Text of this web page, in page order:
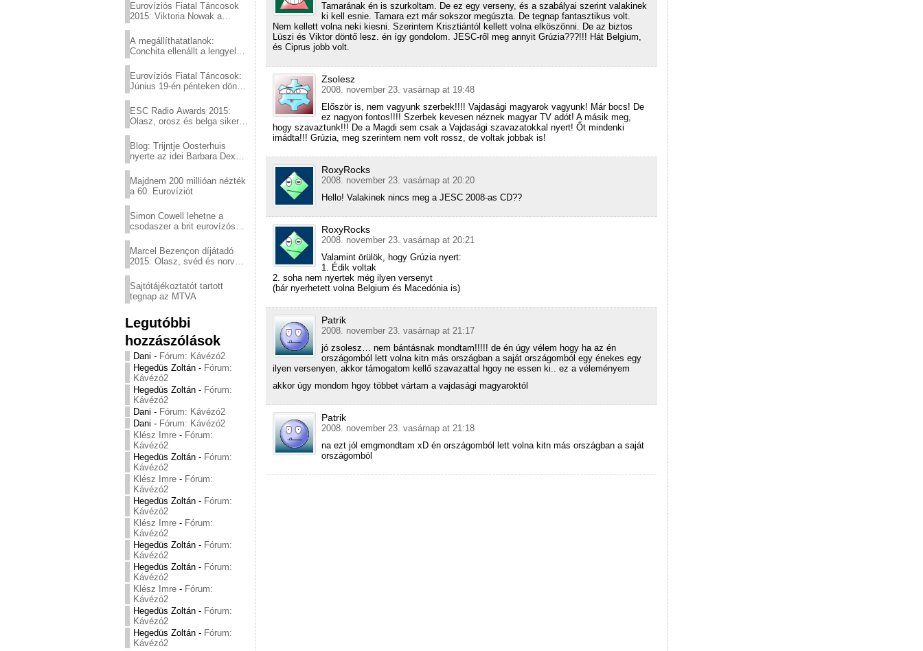
Eurovíziós Fiatal Táncosok
2015: Viktoria Nowak a
A megállíthatatlanok:
Conchita ellenállt a lengyel
Eurovíziós Fiatal Táncosok:
Június 19-én pénteken döntő
ESC Radio Awards 2015:
Olasz, orosz és belga siker,
Blog: Trijntje Oosterhuis
nyerte az idei Barbara Dex
Majdnem 200 millióan nézték
a 60. Eurovíziót
Simon Cowell lehetne a
csodaszer a brit eurovízós
Marcel Bezençon díjátadó
2015: Olasz, svéd és norvég
Sajtótájékoztatót tartott
tegnap az MTVA
Legutóbbi
hozzászólások
Dani - Fórum: Kávézó2
Hegedüs Zoltán - Fórum:
Kávézó2
Hegedüs Zoltán - Fórum:
Kávézó2
Dani - Fórum: Kávézó2
Dani - Fórum: Kávézó2
Klész Imre - Fórum:
Kávézó2
Hegedüs Zoltán - Fórum:
Kávézó2
Klész Imre - Fórum:
Kávézó2
Hegedüs Zoltán - Fórum:
Kávézó2
Klész Imre - Fórum:
Kávézó2
Hegedüs Zoltán - Fórum:
Kávézó2
Hegedüs Zoltán - Fórum:
Kávézó2
Klész Imre - Fórum:
Kávézó2
Hegedüs Zoltán - Fórum:
Kávézó2
Hegedüs Zoltán - Fórum:
Kávézó2
Tamarának én is szurkoltam. De ez egy verseny, és a szabályai szerint valakinek
ki kell esnie. Tamara ezt már sokszor megúszta. De tegnap fantasztikus volt.
Nem kellett volna neki kiesni. Szerintem Krisztiántól kellett volna elköszönni. De az biztos
Lüszi és Viktor döntő lesz. én így gondolom. JESC-ről meg annyit Grúzia???!!! Hát Belgium,
és Ciprus jobb volt.
Zsolesz
2008. november 23. vasárnap at 19:48
Először is, nem vagyunk szerbek!!!! Vajdasági magyarok vagyunk! Már bocs! De
ez nagyon fontos!!!! Szerbek kevesen néznek magyar TV adót! A másik meg,
hogy szavaztunk!!! De a Magdi sem csak a Vajdasági szavazatokkal nyert! Őt mindenki
imádta!!! Grúzia, meg szerintem nem volt rossz, de voltak jobbak is!
RoxyRocks
2008. november 23. vasárnap at 20:20
Hello! Valakinek nincs meg a JESC 2008-as CD??
RoxyRocks
2008. november 23. vasárnap at 20:21
Valamint örülök, hogy Grúzia nyert:
1. Édik voltak
2. soha nem nyertek még ilyen versenyt
(bár nyerhetett volna Belgium és Macedónia is)
Patrik
2008. november 23. vasárnap at 21:17
jó zsolesz… nem bántásnak mondtam!!!!! de én úgy vélem hogy ha az én
országomból lett volna kitn más országban a saját országomból egy énekes egy
ilyen versenyen, akkor támogatom kellő szavazattal hgoy ne essen ki.. ez a véleményem
akkor úgy mondom hgoy többet vártam a vajdasági magyaroktól
Patrik
2008. november 23. vasárnap at 21:18
na ezt jól emgmondtam xD én országomból lett volna kitn más országban a saját
országomból